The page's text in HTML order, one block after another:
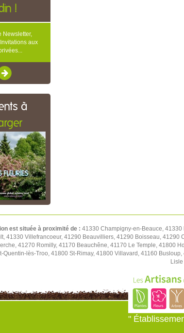
!
aux
à
est située à proximité de : 41330 Champigny-en-Beauce,
41330 Villefrancoeur, 41290 Beauvilliers, 41290 Boisseau,
41270 Romilly, 41170 Beauchêne, 41170 Le Temple, 41800
Quentin-lès-Troo, 41800 St-Rimay, 41800 Villavard, 41160
Lisle
"